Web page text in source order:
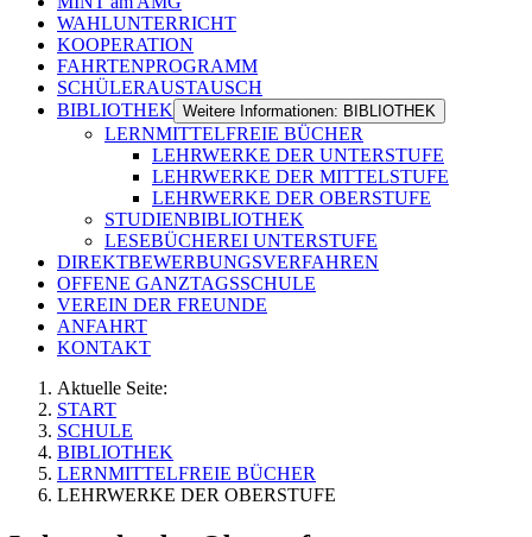
WAHLUNTERRICHT
KOOPERATION
FAHRTENPROGRAMM
SCHÜLERAUSTAUSCH
BIBLIOTHEK Weitere Informationen: BIBLIOTHEK
LERNMITTELFREIE BÜCHER
LEHRWERKE DER UNTERSTUFE
LEHRWERKE DER MITTELSTUFE
LEHRWERKE DER OBERSTUFE
STUDIENBIBLIOTHEK
LESEBÜCHEREI UNTERSTUFE
DIREKTBEWERBUNGSVERFAHREN
OFFENE GANZTAGSSCHULE
VEREIN DER FREUNDE
ANFAHRT
KONTAKT
Aktuelle Seite:
START
SCHULE
BIBLIOTHEK
LERNMITTELFREIE BÜCHER
LEHRWERKE DER OBERSTUFE